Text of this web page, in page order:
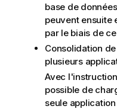
base de
peuvent ensuite
par le biais de
Consolidation
plusieurs
Avec
possible de
seule